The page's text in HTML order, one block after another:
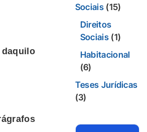
Sociais(15)
Direitos
Sociais(1)
Habitacional
(6)
Teses Jurídicas
(3)